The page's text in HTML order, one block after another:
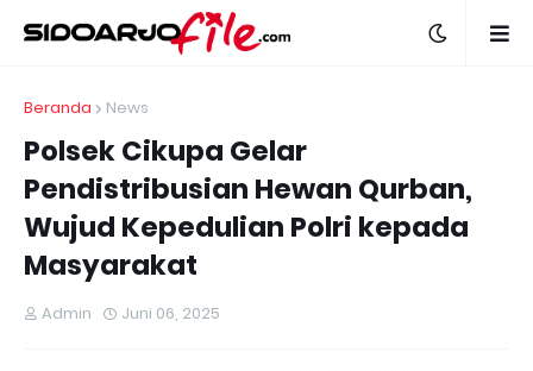
Beranda News
Polsek Cikupa Gelar
Pendistribusian Hewan Qurban,
Wujud Kepedulian Polri kepada
Masyarakat
Admin Juni 06, 2025